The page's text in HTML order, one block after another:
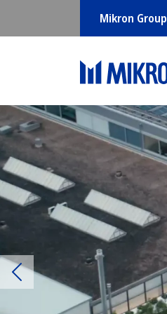
Mikron Group
Previous